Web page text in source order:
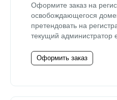
Оформите заказ на
освобождающегося
претендовать на
текущий администратор
Оформить заказ